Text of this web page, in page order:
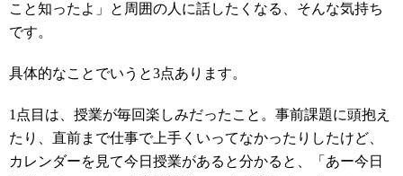
こと知ったよ」と周囲の人に話したくなる、そんな気持ち
です。
具体的なことでいうと3点あります。
1点目は、授業が毎回楽しみだったこと。事前課題に頭抱え
たり、直前まで仕事で上手くいってなかったりしたけど、
カレンダーを見て今日授業があると分かると、「あー今日